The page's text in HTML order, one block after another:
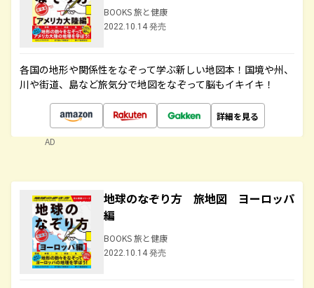
BOOKS 旅と健康
2022.10.14 発売
各国の地形や関係性をなぞって学ぶ新しい地図本！国境や州、
川や街道、島など旅気分で地図をなぞって脳もイキイキ！
詳細を見る
AD
地球のなぞり方 旅地図 ヨーロッパ
編
BOOKS 旅と健康
2022.10.14 発売